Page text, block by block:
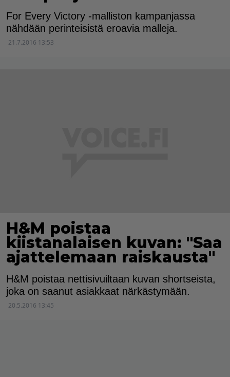
For Every Victory -malliston kampanjassa
nähdään perinteisistä eroavia malleja.
21.7.2016 13:53
H&M poistaa
kiistanalaisen kuvan: "Saa
ajattelemaan raiskausta"
H&M poistaa nettisivuiltaan kuvan shortseista,
joka on saanut asiakkaat närkästymään.
20.5.2016 13:45